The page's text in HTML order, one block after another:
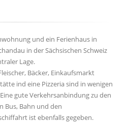
und ein Ferienhaus in
in der Sächsischen Schweiz
Lage.
Bäcker, Einkaufsmarkt
ind eine Pizzeria sind in wenigen
gute Verkehrsanbindung zu den
Bus, Bahn und den
ist ebenfalls gegeben.